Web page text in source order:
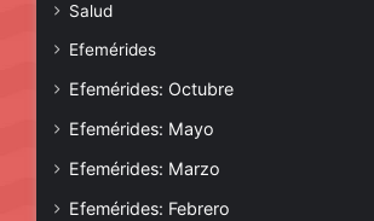
Salud
Efemérides
Efemérides: Octubre
Efemérides: Mayo
Efemérides: Marzo
Efemérides: Febrero